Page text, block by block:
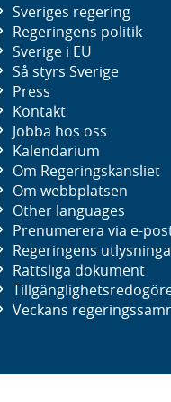
Sveriges regering
Regeringens politik
Sverige i EU
Så styrs Sverige
Press
Kontakt
Jobba hos oss
Kalendarium
Om Regeringskansliet
Om webbplatsen
Other languages
Prenumerera via e-
Regeringens
Rättsliga dokument
Veckans